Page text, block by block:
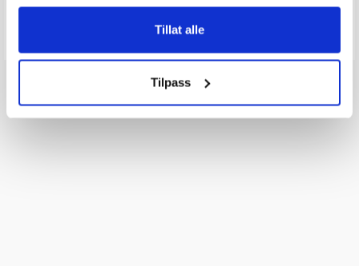
Tillat alle
Tilpass